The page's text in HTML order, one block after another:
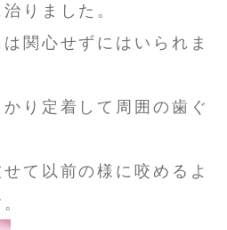
りました。
関心せずにはいられま
り定着して周囲の歯ぐ
て以前の様に咬めるよ